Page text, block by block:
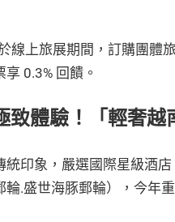
線上旅展期間，訂購團體
0.3% 回饋。
致體驗！「輕奢
統印象，嚴選國際星級酒
.盛世海豚郵輪），今年